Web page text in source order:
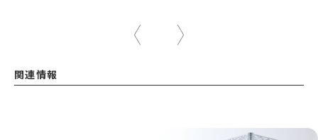
関連情報